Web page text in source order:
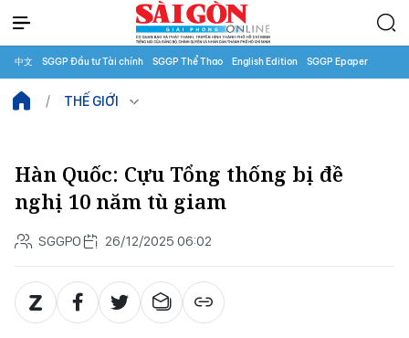
中文 SGGP Đầu tư Tài chính SGGP Thể Thao English Edition SGGP Epaper
THẾ GIỚI
Hàn Quốc: Cựu Tổng thống bị đề
nghị 10 năm tù giam
SGGPO 26/12/2025 06:02